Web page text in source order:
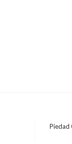
Piedad